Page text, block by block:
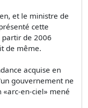
et le ministre de
cette
partir de 2006
de même.
acquise en
gouvernement ne
en-ciel» mené